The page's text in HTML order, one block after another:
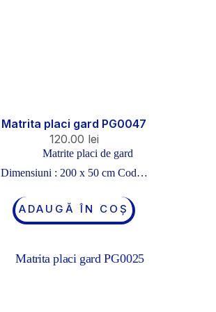
Matrita placi gard PG0047
120.00 lei
Matrite placi de gard
Dimensiuni : 200 x 50 cm Cod…
ADAUGĂ ÎN COȘ